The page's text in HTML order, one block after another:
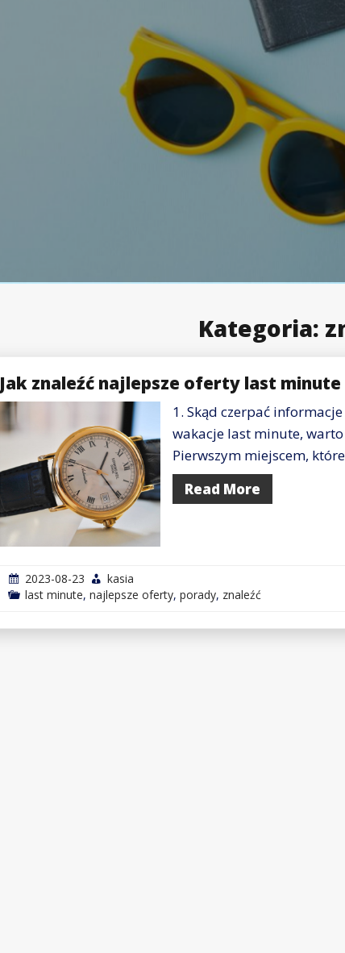
Kategoria:
Jak znaleźć najlepsze oferty last
1. Skąd czerpać
wakacje last minute,
Pierwszym miejscem,
Read More
2023-08-23
kasia
last minute, najlepsze oferty, porady, znaleźć